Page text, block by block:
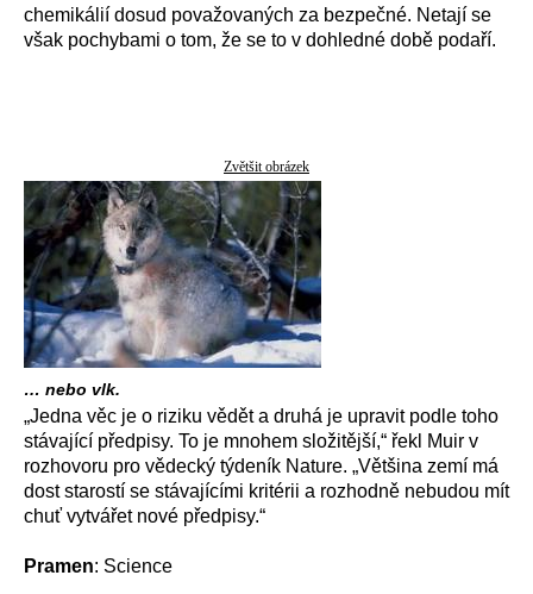
chemikálií dosud považovaných za bezpečné. Netají se
však pochybami o tom, že se to v dohledné době podaří.
Zvětšit obrázek
… nebo vlk.
„Jedna věc je o riziku vědět a druhá je upravit podle toho
stávající předpisy. To je mnohem složitější,“ řekl Muir v
rozhovoru pro vědecký týdeník Nature. „Většina zemí má
dost starostí se stávajícími kritérii a rozhodně nebudou mít
chuť vytvářet nové předpisy.“
Pramen: Science